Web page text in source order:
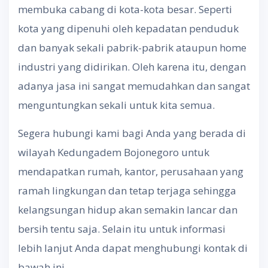
membuka cabang di kota-kota besar. Seperti
kota yang dipenuhi oleh kepadatan penduduk
dan banyak sekali pabrik-pabrik ataupun home
industri yang didirikan. Oleh karena itu, dengan
adanya jasa ini sangat memudahkan dan sangat
menguntungkan sekali untuk kita semua.
Segera hubungi kami bagi Anda yang berada di
wilayah Kedungadem Bojonegoro untuk
mendapatkan rumah, kantor, perusahaan yang
ramah lingkungan dan tetap terjaga sehingga
kelangsungan hidup akan semakin lancar dan
bersih tentu saja. Selain itu untuk informasi
lebih lanjut Anda dapat menghubungi kontak di